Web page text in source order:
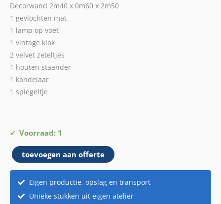
Decorwand 2m40 x 0m60 x 2m50
1 gevlochten mat
1 lamp op voet
1 vintage klok
2 velvet zeteltjes
1 houten staander
1 kandelaar
1 spiegeltje
Voorraad: 1
Retro
Pakket
1
aantal
toevoegen aan offerte
Eigen productie, opslag en transport
Unieke stukken uit eigen atelier